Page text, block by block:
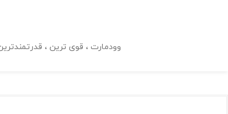
وودمارت ، قوی ترین ،